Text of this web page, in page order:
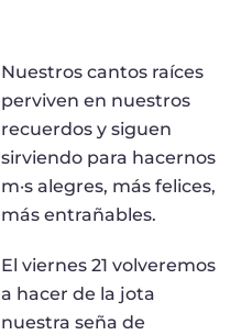
Nuestros cantos raíces
perviven en nuestros
recuerdos y siguen
sirviendo para hacernos
m·s alegres, más felices,
más entrañables.
El viernes 21 volveremos
a hacer de la jota
nuestra seña de